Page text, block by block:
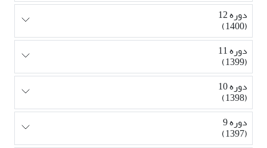
دوره 12
(1400)
دوره 11
(1399)
دوره 10
(1398)
دوره 9
(1397)